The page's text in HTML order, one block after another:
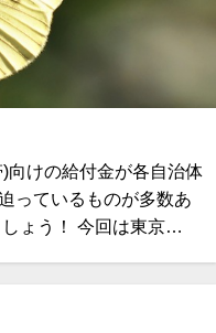
向けの給付金が各自治体
っているものが多数あ
ょう！ 今回は東京…